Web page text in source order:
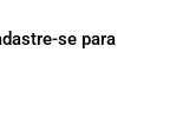
se para